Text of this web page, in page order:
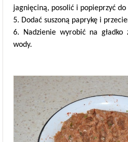
jagnięciną, posolić i popieprzyć do
5. Dodać suszoną paprykę i
6. Nadzienie wyrobić na gładko
wody.